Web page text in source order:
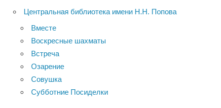
Центральная библиотека имени Н.Н. Попова
Вместе
Воскресные шахматы
Встреча
Озарение
Совушка
Субботние Посиделки